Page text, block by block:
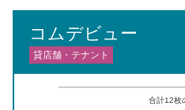
コムデビュー
貸店舗・テナント
合計12枚